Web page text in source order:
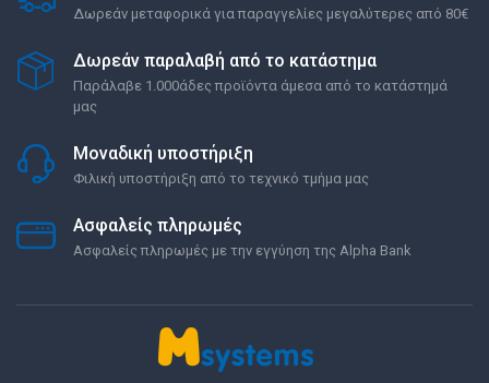
Δωρεάν μεταφορικά για παραγγελίες μεγαλύτερες από 80€
Δωρεάν παραλαβή από το κατάστημα
Παράλαβε 1.000άδες προϊόντα άμεσα από το κατάστημά
μας
Μοναδική υποστήριξη
Φιλική υποστήριξη από το τεχνικό τμήμα μας
Ασφαλείς πληρωμές
Ασφαλείς πληρωμές με την εγγύηση της Alpha Bank